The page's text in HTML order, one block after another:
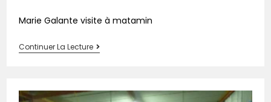
Marie Galante visite à matamin
Continuer La Lecture